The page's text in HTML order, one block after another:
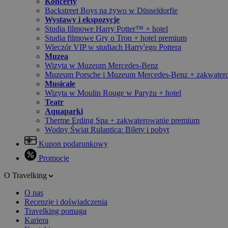
Backstreet Boys na żywo w Düsseldorfie
Wystawy i ekspozycje
Studia filmowe Harry Potter™ + hotel
Studia filmowe Gry o Tron + hotel premium
Wieczór VIP w studiach Harry'ego Pottera
Muzea
Wizyta w Muzeum Mercedes-Benz
Muzeum Porsche i Muzeum Mercedes-Benz +
Musicale
Wizyta w Moulin Rouge w Paryżu + hotel
Teatr
Aquaparki
Therme Erding Spa + zakwaterowanie premium
Wodny Świat Rulantica: Bilety i pobyt
Kupon podarunkowy
Promocje
O Travelking
O nas
Recenzje i doświadczenia
Travelking pomaga
Kariera